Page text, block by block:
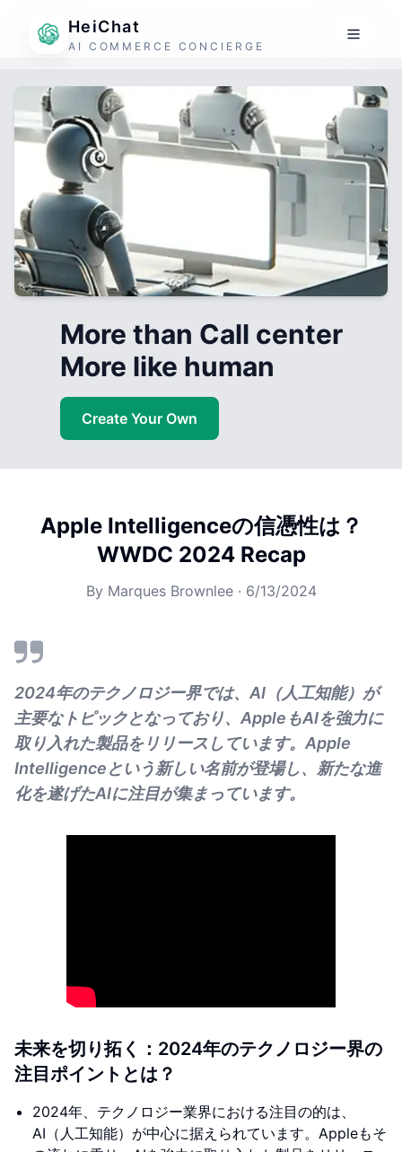
HeiChat
AI COMMERCE CONCIERGE
More than Call center
More like human
Create Your Own
Apple Intelligenceの信憑性は？
WWDC 2024 Recap
By Marques Brownlee· 6/13/2024
2024年のテクノロジー界では、AI（人工知能）が
主要なトピックとなっており、AppleもAIを強力に
取り入れた製品をリリースしています。Apple
Intelligenceという新しい名前が登場し、新たな進
化を遂げたAIに注目が集まっています。
未来を切り拓く：2024年のテクノロジー界の
注目ポイントとは？
2024年、テクノロジー業界における注目の的は、
AI（人工知能）が中心に据えられています。Appleもそ